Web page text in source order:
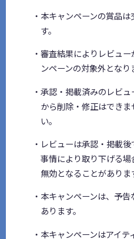
・本キャンペーンの賞品
す。
・審査結果によりレビュ
ンペーンの対象外となり
・承認・掲載済みのレビ
から削除・修正はでき
い。
・レビューは承認・掲載
事情により取り下げる
無効となることがありま
・本キャンペーンは、予
あります。
・本キャンペーンはアイ